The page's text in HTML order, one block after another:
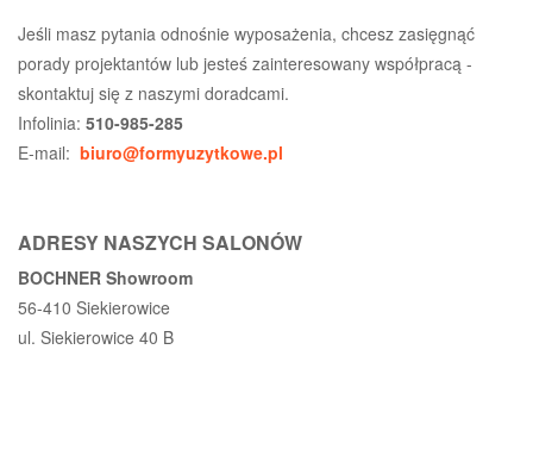
Jeśli masz pytania odnośnie wyposażenia, chcesz zasięgnąć
porady projektantów lub jesteś zainteresowany współpracą -
skontaktuj się z naszymi doradcami.
Infolinia: 510-985-285
E-mail: biuro@formyuzytkowe.pl
ADRESY NASZYCH SALONÓW
BOCHNER Showroom
56-410 Siekierowice
ul. Siekierowice 40 B